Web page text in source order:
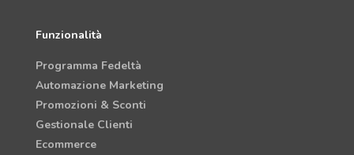
Funzionalità
Programma Fedeltà
Automazione Marketing
Promozioni & Sconti
Gestionale Clienti
Ecommerce